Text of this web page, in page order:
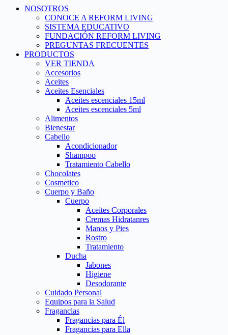
NOSOTROS
CONOCE A REFORM LIVING
SISTEMA EDUCATIVO
FUNDACIÓN REFORM LIVING
PREGUNTAS FRECUENTES
PRODUCTOS
VER TIENDA
Accesorios
Aceites
Aceites Esenciales
Aceites escenciales 15ml
Aceites escenciales 5ml
Alimentos
Bienestar
Cabello
Acondicionador
Shampoo
Tratamiento Cabello
Chocolates
Cosmetico
Cuerpo y Baño
Cuerpo
Aceites Corporales
Cremas Hidratanres
Manos y Pies
Rostro
Tratamiento
Ducha
Jabones
Higiene
Desodorante
Cuidado Personal
Equipos para la Salud
Fragancias
Fragancias para Él
Fragancias para Ella